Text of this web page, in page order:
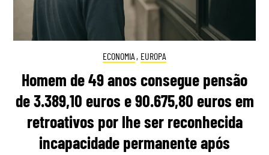
ECONOMIA , EUROPA
Homem de 49 anos consegue pensão
de 3.389,10 euros e 90.675,80 euros em
retroativos por lhe ser reconhecida
incapacidade permanente após